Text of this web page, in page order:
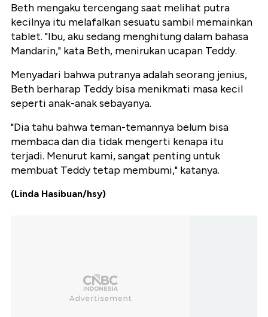
Beth mengaku tercengang saat melihat putra
kecilnya itu melafalkan sesuatu sambil memainkan
tablet. "Ibu, aku sedang menghitung dalam bahasa
Mandarin," kata Beth, menirukan ucapan Teddy.
Menyadari bahwa putranya adalah seorang jenius,
Beth berharap Teddy bisa menikmati masa kecil
seperti anak-anak sebayanya.
"Dia tahu bahwa teman-temannya belum bisa
membaca dan dia tidak mengerti kenapa itu
terjadi. Menurut kami, sangat penting untuk
membuat Teddy tetap membumi," katanya.
(Linda Hasibuan/hsy)